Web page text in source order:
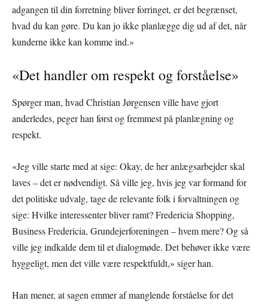
adgangen til din forretning bliver forringet, er det begrænset,
hvad du kan gøre. Du kan jo ikke planlægge dig ud af det, når
kunderne ikke kan komme ind.»
«Det handler om respekt og forståelse»
Spørger man, hvad Christian Jørgensen ville have gjort
anderledes, peger han først og fremmest på planlægning og
respekt.
«Jeg ville starte med at sige: Okay, de her anlægsarbejder skal
laves – det er nødvendigt. Så ville jeg, hvis jeg var formand for
det politiske udvalg, tage de relevante folk i forvaltningen og
sige: Hvilke interessenter bliver ramt? Fredericia Shopping,
Business Fredericia, Grundejerforeningen – hvem mere? Og så
ville jeg indkalde dem til et dialogmøde. Det behøver ikke være
hyggeligt, men det ville være respektfuldt,» siger han.
Han mener, at sagen emmer af manglende forståelse for det